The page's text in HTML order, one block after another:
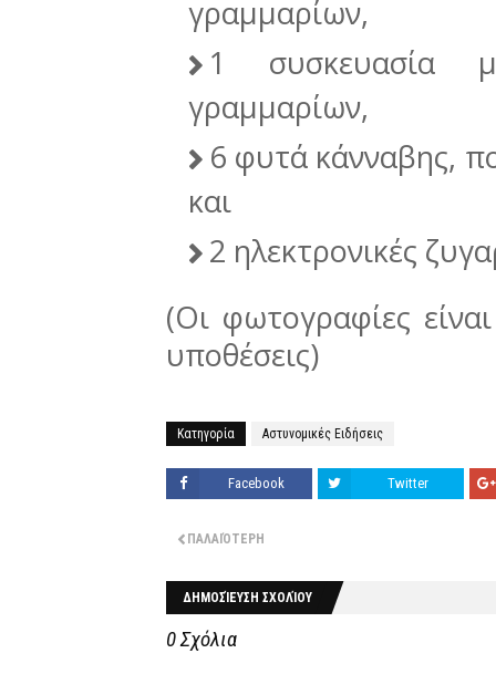
γραμμαρίων,
1 συσκευασία
γραμμαρίων,
6 φυτά κάνναβης,
και
2 ηλεκτρονικές
(Οι φωτογραφίες
υποθέσεις)
Κατηγορία Αστυνομικές Ειδήσεις
Facebook Twitter
ΠΑΛΑΙΌΤΕΡΗ
ΔΗΜΟΣΊΕΥΣΗ ΣΧΟΛΊΟΥ
0 Σχόλια